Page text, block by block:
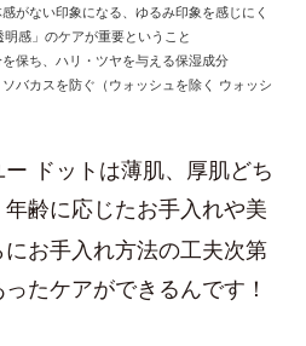
がない印象になる、ゆるみ印象を感じにく
感」のケアが重要ということ
保ち、ハリ・ツヤを与える保湿成分
バカスを防ぐ（ウォッシュを除く ウォッシ
ドットは薄肌、厚肌どち
齢に応じたお手入れや美
お手入れ方法の工夫次第
たケアができるんです！